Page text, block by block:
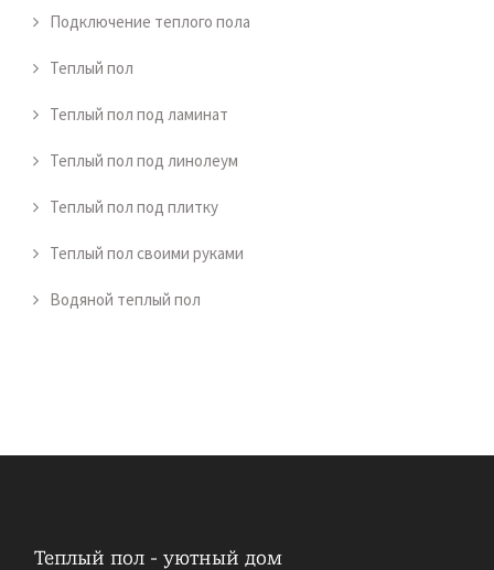
Подключение теплого пола
Теплый пол
Теплый пол под ламинат
Теплый пол под линолеум
Теплый пол под плитку
Теплый пол своими руками
Водяной теплый пол